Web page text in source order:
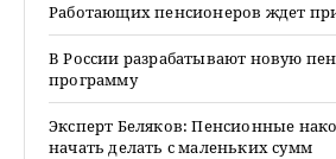
Работающих пенсионеров ждет
В России разрабатывают новую
программу
Эксперт Беляков: Пенсионные
начать делать с маленьких сумм